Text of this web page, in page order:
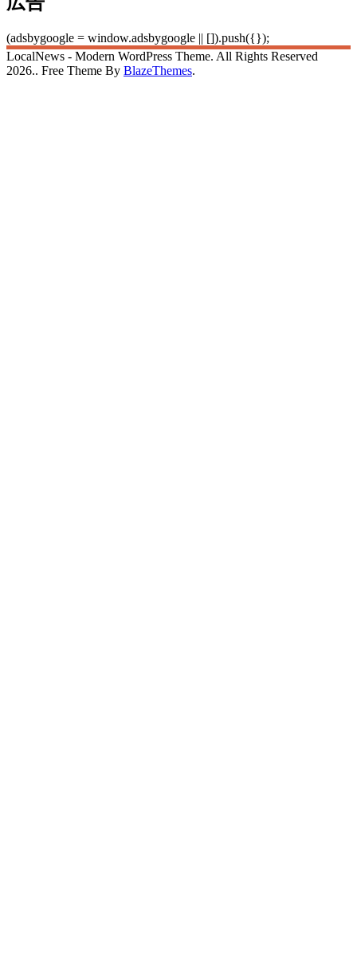
(adsbygoogle = window.adsbygoogle || []).push({});
LocalNews - Modern WordPress Theme. All Rights Reserved
2026.. Free Theme By BlazeThemes.